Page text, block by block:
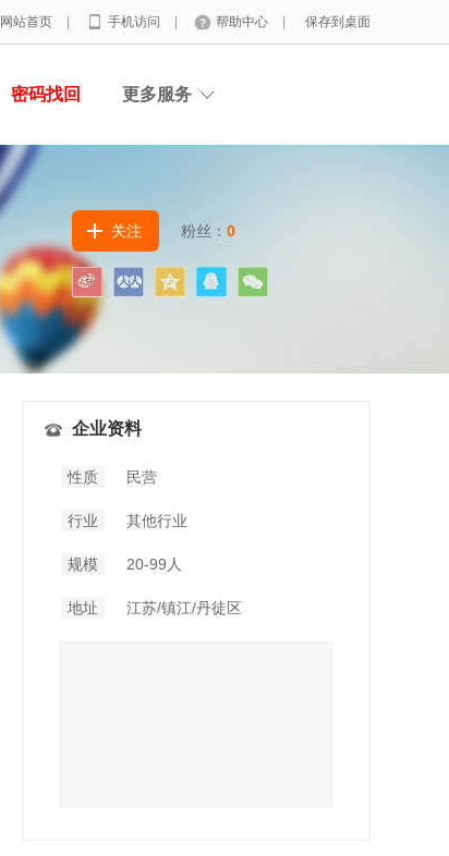
网站首页 手机访问 帮助中心 保存到桌面
密码找回 更多服务
关注 粉丝： 0
企业资料
性质 民营
行业 其他行业
规模 20-99人
地址 江苏/镇江/丹徒区